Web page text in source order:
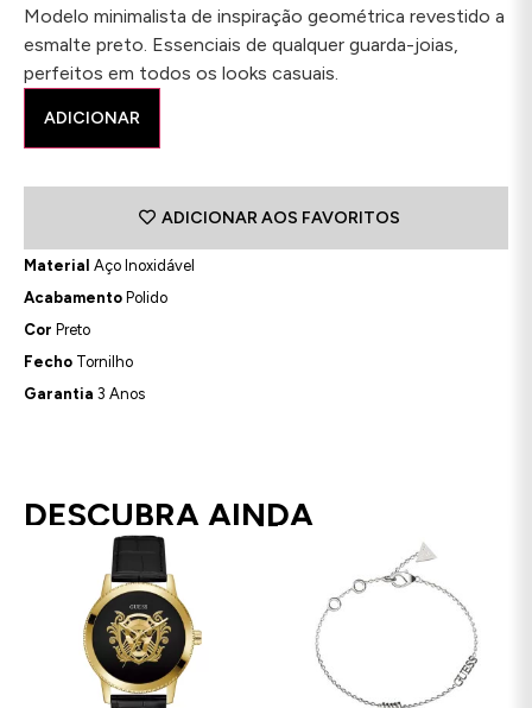
Modelo minimalista de inspiração geométrica revestido a
esmalte preto. Essenciais de qualquer guarda-joias,
perfeitos em todos os looks casuais.
ADICIONAR
ADICIONAR AOS FAVORITOS
Material Aço Inoxidável
Acabamento Polido
Cor Preto
Fecho Tornilho
Garantia 3 Anos
DESCUBRA AINDA